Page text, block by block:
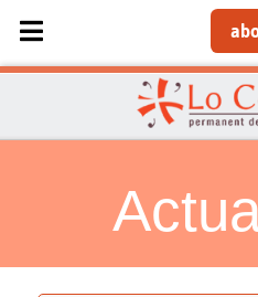
Sélectionnez votre langue